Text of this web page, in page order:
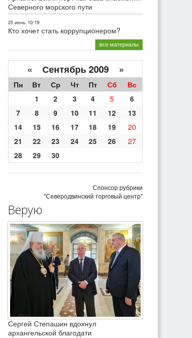
Северного морского пути
25 июнь 10:19
Кто хочет стать коррупционером?
все материалы
« Сентябрь 2009 »
Пн Вт Ср Чт Пт Сб
Вс
1
2 3 4 5
6
7
8 9 10 11 12
13
14
15 16 17 18 19
20
21
22 23 24 25 26
27
28
29 30
Спонсор рубрики
"Северодвинский торговый центр"
Верую
Сергей Степашин вдохнул
архангельской благодати